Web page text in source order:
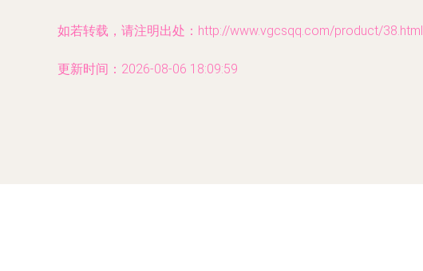
如若转载，请注明出处：http://www.vgcsqq.com/product/38.html
更新时间：2026-08-06 18:09:59